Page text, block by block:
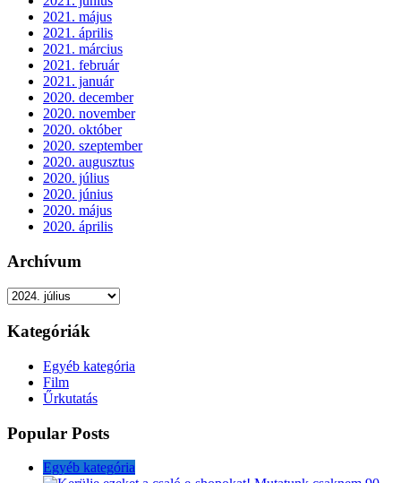
2021. május
2021. április
2021. március
2021. február
2021. január
2020. december
2020. november
2020. október
2020. szeptember
2020. augusztus
2020. július
2020. június
2020. május
2020. április
Archívum
Archívum
Kategóriák
Egyéb kategória
Film
Űrkutatás
Popular Posts
Egyéb kategória